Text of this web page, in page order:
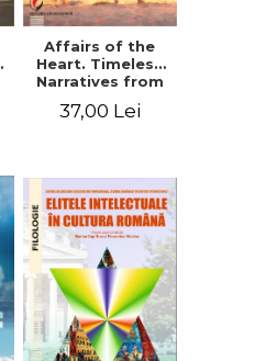
Affairs of the
Heart. Timeless
Narratives from
World. Volume
37,00 Lei